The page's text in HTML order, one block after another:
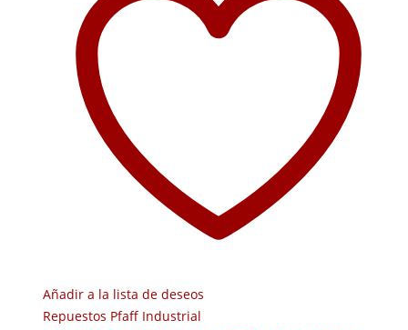
Añadir a la lista de deseos
Repuestos Pfaff Industrial